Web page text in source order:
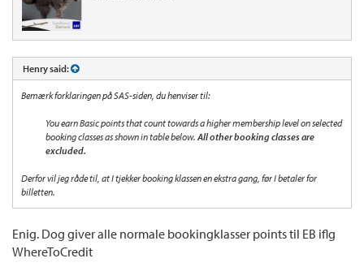
Henry said:
Bemærk forklaringen på SAS-siden, du henviser til:
You earn Basic points that count towards a higher membership level on selected
booking classes as shown in table below. All other booking classes are
excluded.
Derfor vil jeg råde til, at I tjekker booking klassen en ekstra gang, før I betaler for
billetten.
Enig. Dog giver alle normale bookingklasser points til EB iflg
WhereToCredit